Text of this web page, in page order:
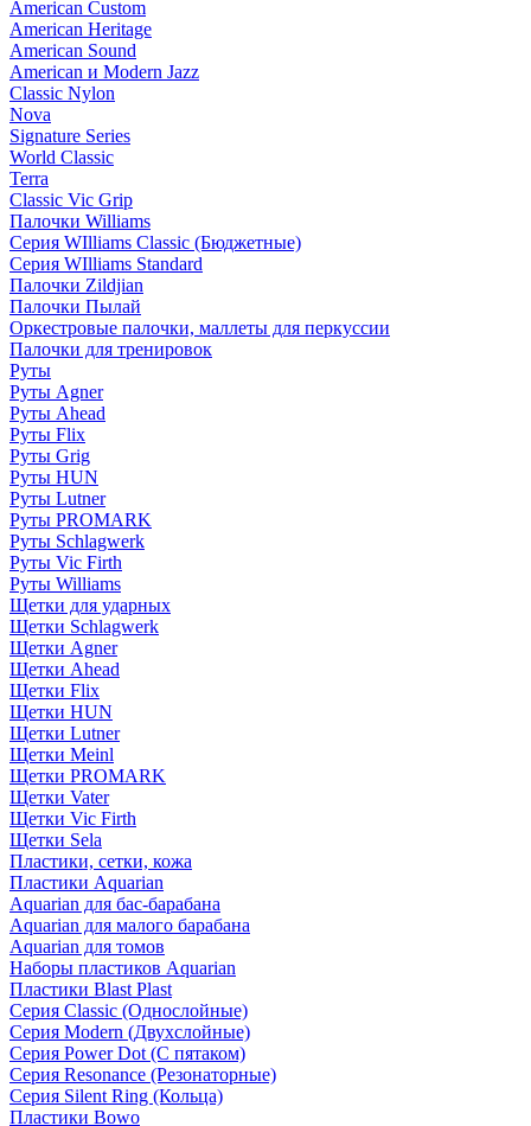
American Custom
American Heritage
American Sound
American и Modern Jazz
Classic Nylon
Nova
Signature Series
World Classic
Terra
Classic Vic Grip
Палочки Williams
Серия WIlliams Classic (Бюджетные)
Серия WIlliams Standard
Палочки Zildjian
Палочки Пылай
Оркестровые палочки, маллеты для перкуссии
Палочки для тренировок
Руты
Руты Agner
Руты Ahead
Руты Flix
Руты Grig
Руты HUN
Руты Lutner
Руты PROMARK
Руты Schlagwerk
Руты Vic Firth
Руты Williams
Щетки для ударных
Щетки Schlagwerk
Щетки Agner
Щетки Ahead
Щетки Flix
Щетки HUN
Щетки Lutner
Щетки Meinl
Щетки PROMARK
Щетки Vater
Щетки Vic Firth
Щетки Sela
Пластики, сетки, кожа
Пластики Aquarian
Aquarian для бас-барабана
Aquarian для малого барабана
Aquarian для томов
Наборы пластиков Aquarian
Пластики Blast Plast
Серия Classic (Однослойные)
Серия Modern (Двухслойные)
Серия Power Dot (С пятаком)
Серия Resonance (Резонаторные)
Серия Silent Ring (Кольца)
Пластики Bowo